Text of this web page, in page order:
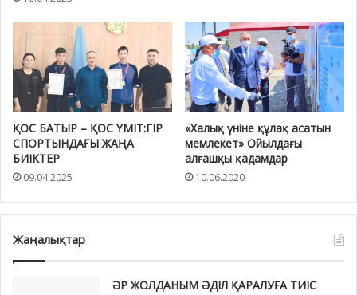
ҚОС БАТЫР – ҚОС ҮМІТ:ГІР
СПОРТЫНДАҒЫ ЖАҢА
БИІКТЕР
09.04.2025
«Халық үніне құлақ асатын
мемлекет» Ойылдағы
алғашқы қадамдар
10.06.2020
Жаңалықтар
ӘР ЖОЛДАНЫМ ӘДІЛ ҚАРАЛУҒА ТИІС